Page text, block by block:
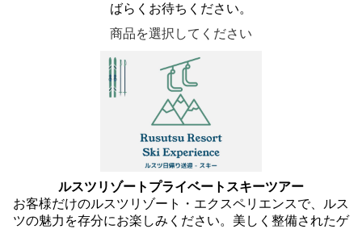
ばらくお待ちください。
商品を選択してください
ルスツリゾートプライベートスキーツアー
お客様だけのルスツリゾート・エクスペリエンスで、ルス
ツの魅力を存分にお楽しみください。美しく整備されたゲ